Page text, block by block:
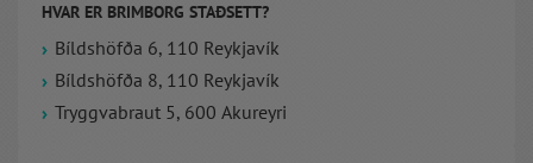
HVAR ER BRIMBORG STAÐSETT?
Bíldshöfða 6, 110 Reykjavík
Bíldshöfða 8, 110 Reykjavík
Tryggvabraut 5, 600 Akureyri